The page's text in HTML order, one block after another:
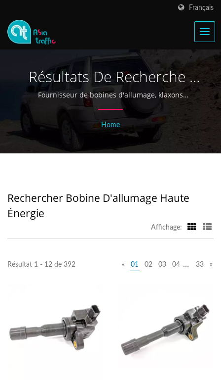
Français
Résultats De Recherche :
Bobine D'allumage Haute
Énergie | Fabricant De
Bobines D'allumage Et De
Klaxons Électriques À
Traffic
Fournisseur de bobines d'allumage, klaxons
électriques et pièces automobiles | Asia Traffic
Home
Rechercher Bobine D'allumage Haute
Énergie
Affichage:
Résultat 1 - 12 de 392 « 01 02 03 04 … 33 »